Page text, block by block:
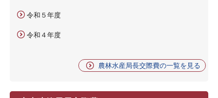
令和５年度
令和４年度
農林水産局長交際費の一覧を見る